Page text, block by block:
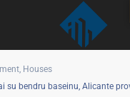
, Houses
su bendru baseinu, Alicante